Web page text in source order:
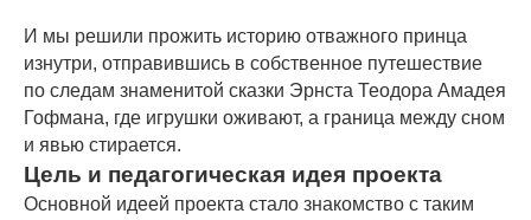
И мы решили прожить историю отважного принца
изнутри, отправившись в собственное путешествие
по следам знаменитой сказки Эрнста Теодора Амадея
Гофмана, где игрушки оживают, а граница между сном
и явью стирается.
Цель и педагогическая идея проекта
Основной идеей проекта стало знакомство с таким